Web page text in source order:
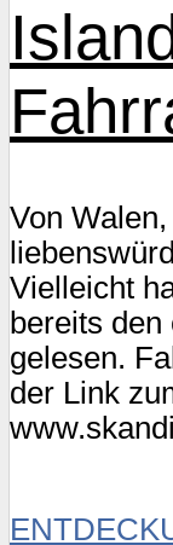
Von
Vielleicht
bereits
gelesen.
der Link